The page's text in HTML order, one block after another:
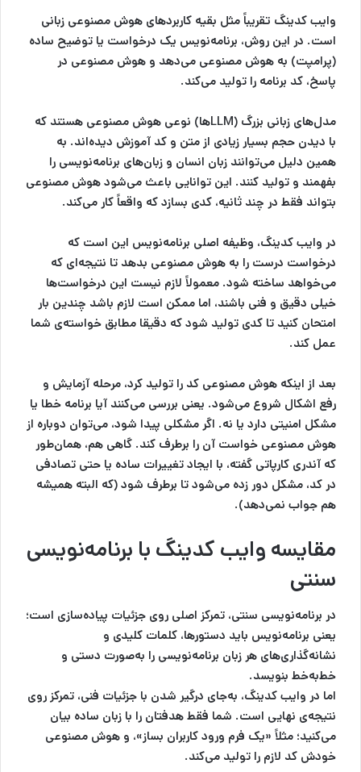
وایب کدینگ تقریباً مثل بقیه کاربردهای هوش مصنوعی زبانی
است. در این روش، برنامه‌نویس یک درخواست یا توضیح ساده
(پرامپت) به هوش مصنوعی می‌دهد و هوش مصنوعی در
پاسخ، کد برنامه را تولید می‌کند.
مدل‌های زبانی بزرگ (LLMها) نوعی هوش مصنوعی هستند که
با دیدن حجم بسیار زیادی از متن و کد آموزش دیده‌اند. به
همین دلیل می‌توانند زبان انسان و زبان‌های برنامه‌نویسی را
بفهمند و تولید کنند. این توانایی باعث می‌شود هوش مصنوعی
بتواند فقط در چند ثانیه، کدی بسازد که واقعاً کار می‌کند.
در وایب کدینگ، وظیفه اصلی برنامه‌نویس این است که
درخواست درست را به هوش مصنوعی بدهد تا نتیجه‌ای که
می‌خواهد ساخته شود. معمولاً لازم نیست این درخواست‌ها
خیلی دقیق و فنی باشند، اما ممکن است لازم باشد چندین بار
امتحان کنید تا کدی تولید شود که دقیقا مطابق خواسته‌ی شما
عمل کند.
بعد از اینکه هوش مصنوعی کد را تولید کرد، مرحله آزمایش و
رفع اشکال شروع می‌شود. یعنی بررسی می‌کنند آیا برنامه خطا یا
مشکل امنیتی دارد یا نه. اگر مشکلی پیدا شود، می‌توان دوباره از
هوش مصنوعی خواست آن را برطرف کند. گاهی هم، همان‌طور
که آندری کارپاتی گفته، با ایجاد تغییرات ساده یا حتی تصادفی
در کد، مشکل دور زده می‌شود تا برطرف شود (که البته همیشه
هم جواب نمی‌دهد).
مقایسه وایب کدینگ با برنامه‌نویسی
سنتی
در برنامه‌نویسی سنتی، تمرکز اصلی روی جزئیات پیاده‌سازی است؛
یعنی برنامه‌نویس باید دستورها، کلمات کلیدی و
نشانه‌گذاری‌های هر زبان برنامه‌نویسی را به‌صورت دستی و
خط‌به‌خط بنویسد.
اما در وایب کدینگ، به‌جای درگیر شدن با جزئیات فنی، تمرکز روی
نتیجه‌ی نهایی است. شما فقط هدفتان را با زبان ساده بیان
می‌کنید؛ مثلاً «یک فرم ورود کاربران بساز»، و هوش مصنوعی
خودش کد لازم را تولید می‌کند.